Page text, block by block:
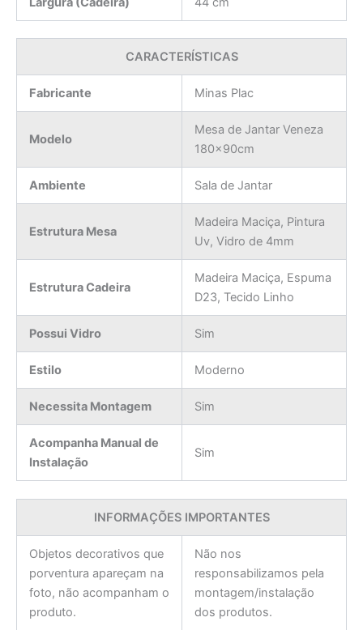
CARACTERÍSTICAS
Fabricante Minas Plac
Modelo
Mesa de Jantar Veneza
180x90cm
Ambiente Sala de Jantar
Estrutura Mesa
Madeira Maciça, Pintura
Uv, Vidro de 4mm
Estrutura Cadeira
Madeira Maciça, Espuma
D23, Tecido Linho
Possui Vidro Sim
Estilo Moderno
Necessita Montagem Sim
Acompanha Manual de
Instalação
Sim
INFORMAÇÕES IMPORTANTES
Objetos decorativos que
porventura apareçam na
foto, não acompanham o
produto.
Não nos
responsabilizamos pela
montagem/instalação
dos produtos.